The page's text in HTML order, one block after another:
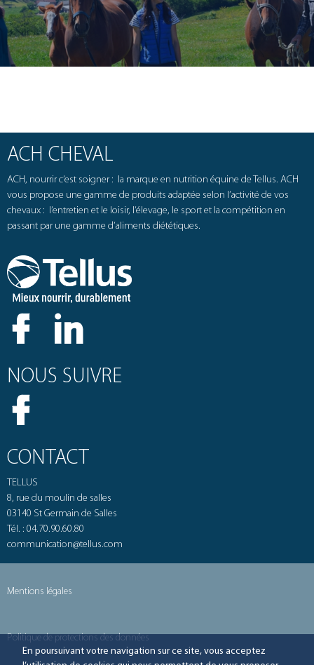
En poursuivant votre navigation sur ce site, vous acceptez
ACH CHEVAL
ACH, nourrir c’est soigner : la marque en nutrition équine de Tellus. ACH
vous propose une gamme de produits adaptée selon l’activité de vos
chevaux : l’entretien et le loisir, l’élevage, le sport et la compétition en
passant par une gamme d’aliments diététiques.
NOUS SUIVRE
CONTACT
TELLUS
8, rue du moulin de salles
03140 St Germain de Salles
Tél. : 04.70.90.60.80
communication@tellus.com
Pied
Mentions légales
Politique de protections des données